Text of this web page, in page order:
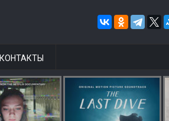
КОНТАКТЫ